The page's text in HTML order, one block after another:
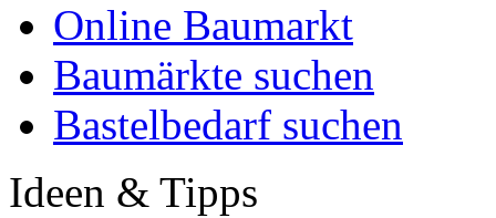
Online Baumarkt
Baumärkte suchen
Bastelbedarf suchen
Ideen & Tipps